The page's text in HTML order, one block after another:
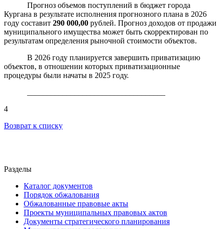
Прогноз объемов поступлений в бюджет города
Кургана в результате исполнения прогнозного плана в 2026
году составит 290 000,00 рублей. Прогноз доходов от продажи
муниципального имущества может быть скорректирован по
результатам определения рыночной стоимости объектов.
В 2026 году планируется завершить приватизацию
объектов, в отношении которых приватизационные
процедуры были начаты в 2025 году.
4
Возврат к списку
Разделы
Каталог документов
Порядок обжалования
Обжалованные правовые акты
Проекты муниципальных правовых актов
Документы стратегического планирования